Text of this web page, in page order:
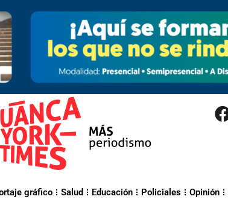
gráfico Salud Educación Policiales Opinión